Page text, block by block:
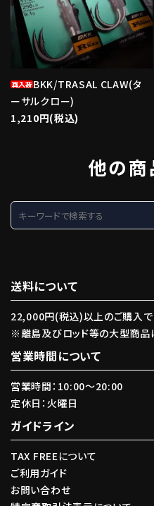
BKK/TRASAL CLAW(タ
ーサルクロー)
1,210円(税込)
他の商
送料について
22,000円(税込)以上のご購入
※離島及びロッド等の大型商品
営業時間について
営業時間：10:00〜20:00
定休日：火曜日
ガイドライン
TAX FREEについて
ご利用ガイド
お問い合わせ